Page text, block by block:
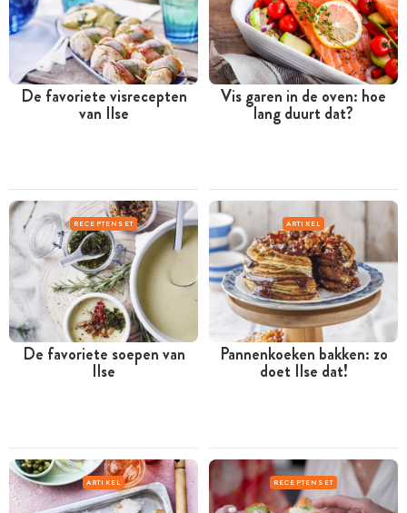
De favoriete visrecepten
van Ilse
Vis garen in de oven: hoe
lang duurt dat?
RECEPTENSET
De favoriete soepen van
Ilse
ARTIKEL
Pannenkoeken bakken: zo
doet Ilse dat!
ARTIKEL RECEPTENSET